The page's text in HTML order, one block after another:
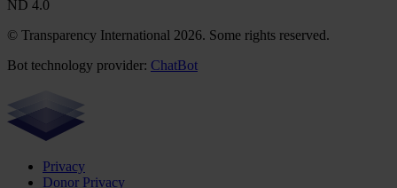
ND 4.0
© Transparency International 2026. Some rights reserved.
Bot technology provider: ChatBot
Privacy
Donor Privacy